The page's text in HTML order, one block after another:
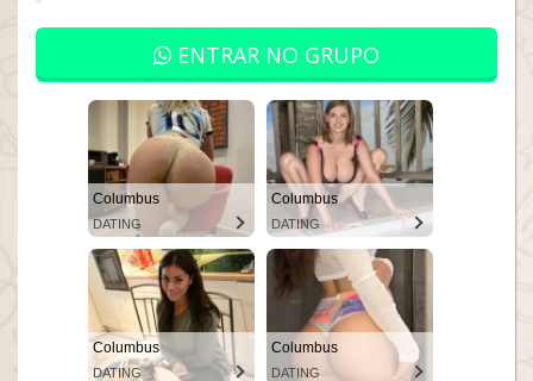
ENTRAR NO GRUPO
Columbus
DATING
Columbus
DATING
Columbus
DATING
Columbus
DATING